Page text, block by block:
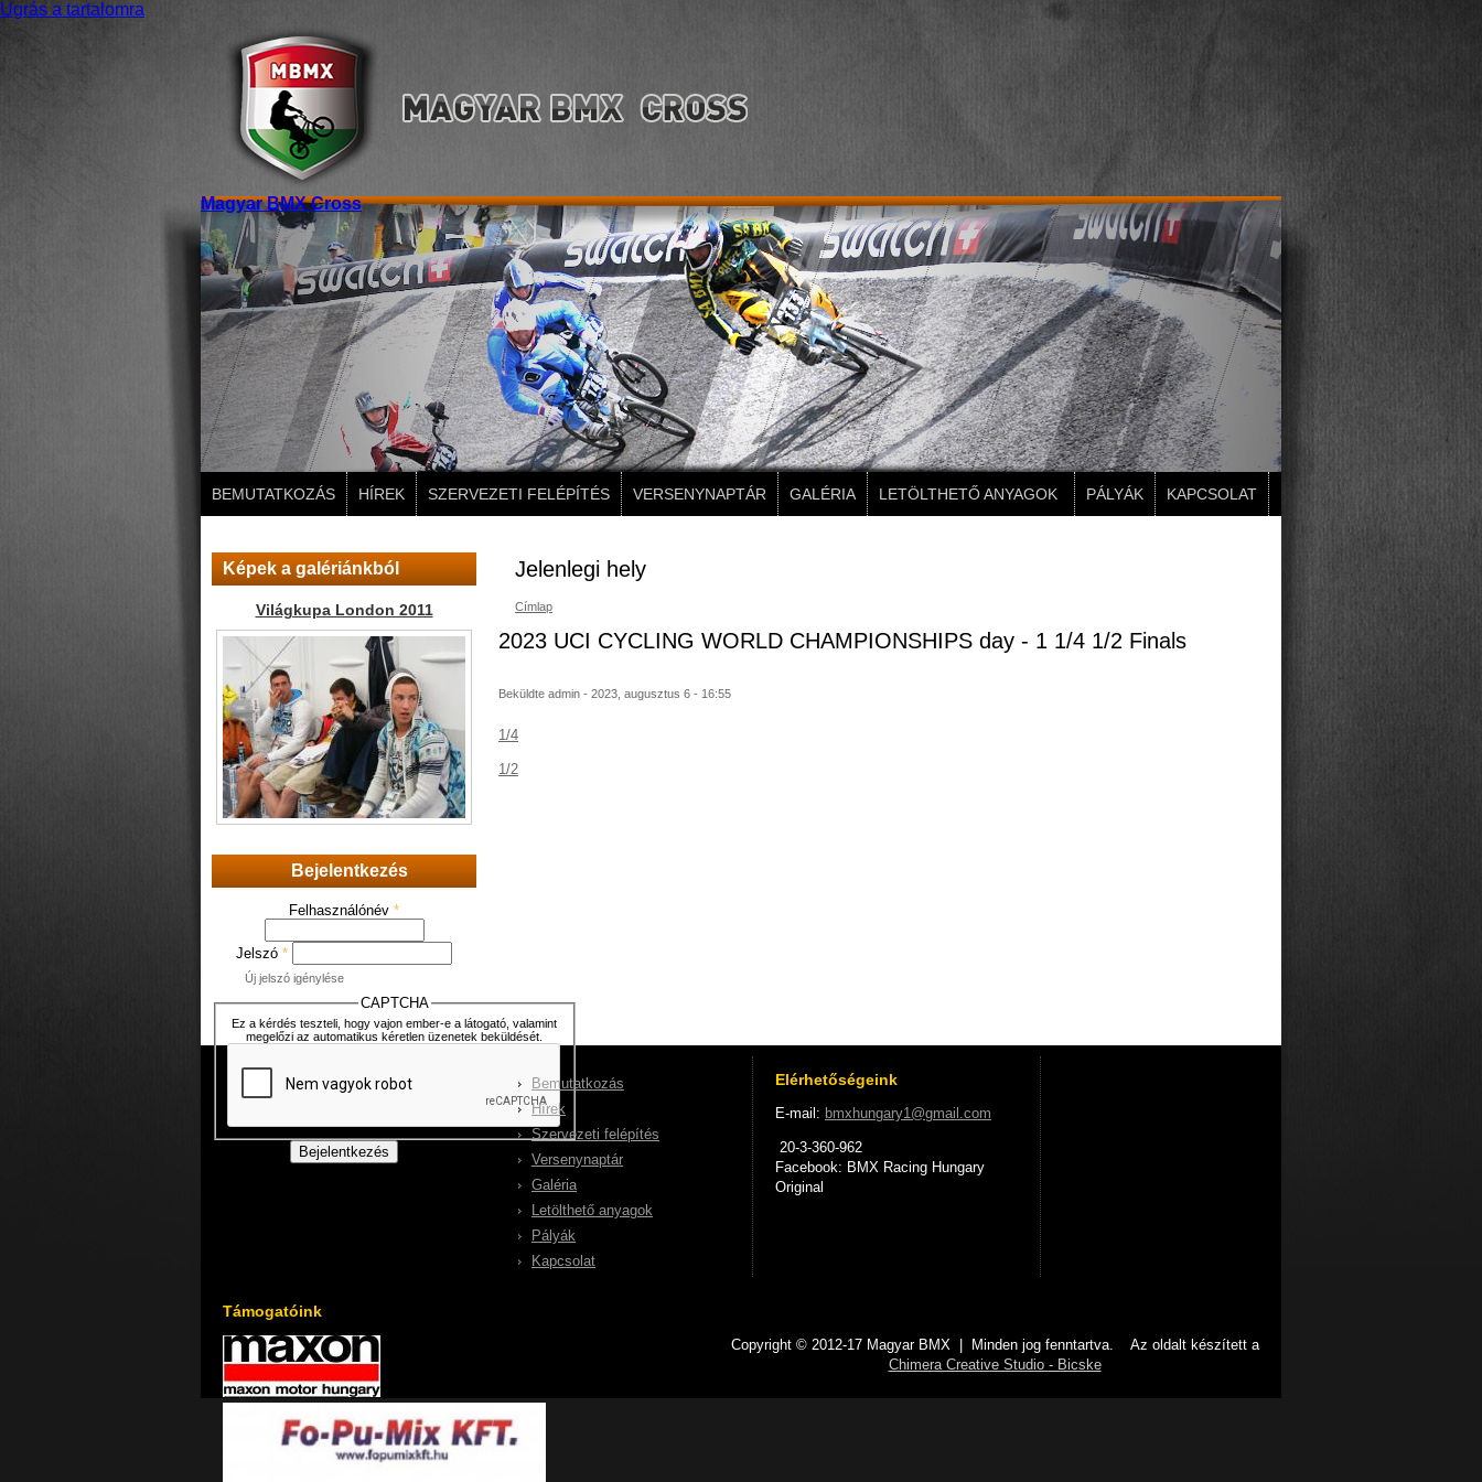
Ugrás a tartalomra
Magyar BMX Cross
BEMUTATKOZÁS HÍREK SZERVEZETI FELÉPÍTÉS VERSENYNAPTÁR GALÉRIA LETÖLTHETŐ ANYAGOK PÁLYÁK KAPCSOLAT
Képek a galériánkból
Világkupa London 2011
Bejelentkezés
Felhasználónév *
Jelszó *
Új jelszó igénylése
CAPTCHA
Ez a kérdés teszteli, hogy vajon ember-e a látogató, valamint
megelőzi az automatikus kéretlen üzenetek beküldését.
Jelenlegi hely
Címlap
2023 UCI CYCLING WORLD CHAMPIONSHIPS day - 1 1/4 1/2 Finals
Beküldte admin - 2023, augusztus 6 - 16:55
1/4
1/2
Bemutatkozás
Hírek
Szervezeti felépítés
Versenynaptár
Galéria
Letölthető anyagok
Pályák
Kapcsolat
Elérhetőségeink
E-mail: bmxhungary1@gmail.com
20-3-360-962
Facebook: BMX Racing Hungary
Original
Támogatóink
Copyright © 2012-17 Magyar BMX | Minden jog fenntartva. Az oldalt készített a
Chimera Creative Studio - Bicske